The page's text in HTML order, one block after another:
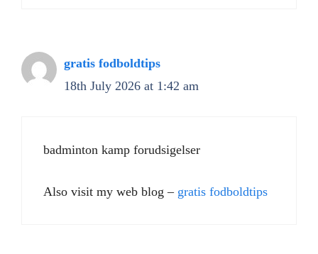
gratis fodboldtips
18th July 2026 at 1:42 am
badminton kamp forudsigelser
Also visit my web blog – gratis fodboldtips